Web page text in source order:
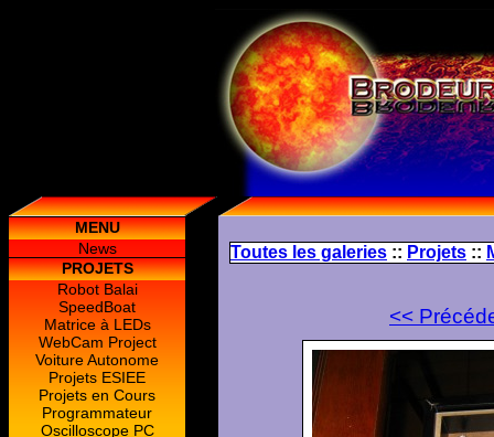
MENU
News
PROJETS
Robot Balai
SpeedBoat
Matrice à LEDs
WebCam Project
Voiture Autonome
Projets ESIEE
Projets en Cours
Programmateur
Oscilloscope PC
Toutes les galeries :: Projets ::
<<